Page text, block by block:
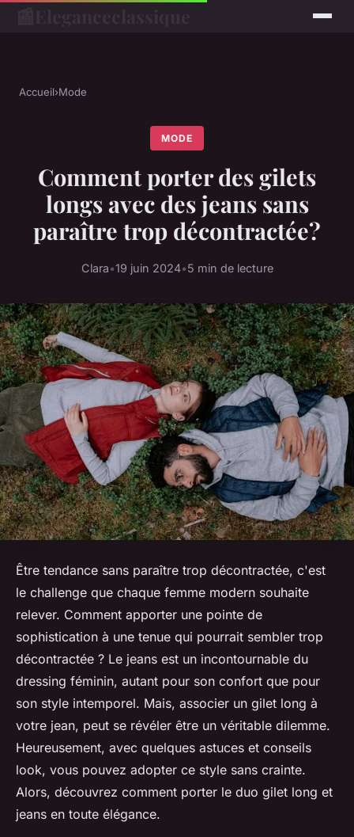
Accueil›Mode
MODE
Comment porter des gilets
longs avec des jeans sans
paraître trop décontractée?
Clara•19 juin 2024•5 min de lecture
Être tendance sans paraître trop décontractée, c'est
le challenge que chaque femme modern souhaite
relever. Comment apporter une pointe de
sophistication à une tenue qui pourrait sembler trop
décontractée ? Le jeans est un incontournable du
dressing féminin, autant pour son confort que pour
son style intemporel. Mais, associer un gilet long à
votre jean, peut se révéler être un véritable dilemme.
Heureusement, avec quelques astuces et conseils
look, vous pouvez adopter ce style sans crainte.
Alors, découvrez comment porter le duo gilet long et
jeans en toute élégance.